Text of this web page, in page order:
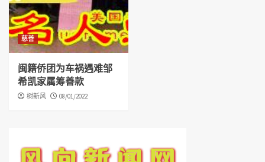
慈善
闽籍侨团为车祸遇难邹
希凯家属筹善款
树新风 08/01/2022